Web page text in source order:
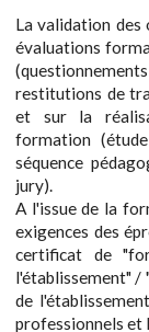
La validation des
évaluations
restitutions de
et sur la
formation
séquence
jury).
A l'issue de la
exigences des
certificat de
l'établissement" /
de
professionnels et